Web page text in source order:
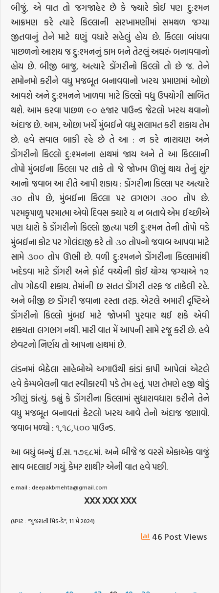
બીજું, એ વાત તો જગજાહેર છે કે જ્યારે કોઈ પણ દુ:શ્મન
આક્રમણ કરે ત્યારે કિલ્લાની સરખામણીમાં સમથળ જગ્યા
જીતવાનું તેને માટે ઘણું વધારે સહેલું હોય છે. કિલ્લા બાંધવા
પાછળનો આશય જ દુ:શ્મનનું કામ બને તેટલું અઘરું બનાવવાનો
હોય છે. બીજી બાજુ, અત્યારે ડોંગરીનો કિલ્લો તો છે જ. તેને
સમોનમો કરીને વધુ મજબૂત બનાવવાનો ખરચ પ્રમાણમાં ઓછો
આવશે અને દુ:શ્મનને ખાળવા માટે કિલ્લો વધુ ઉપયોગી સાબિત
થશે. આમ કરવા પાછળ ૯૦ હજાર પાઉન્ડ જેટલો ખરચ થવાનો
અંદાજ છે. આમ, ઓછા ખર્ચે મુંબઈને વધુ સલામત કરી શકાય તેમ
છે. હવે સવાલ બાકી રહે છે તે આ : ન કરે નારાયણ અને
ડોંગરીનો કિલ્લો દુ:શ્મનના હાથમાં જાય અને તે આ કિલ્લાની
તોપો મુંબઈના કિલ્લા પર તાકે તો જે જોખમ ઊભું થાય તેનું શું?
આનો જવાબ આ રીતે આપી શકાય : ડોંગરીના કિલ્લા પર અત્યારે
૩૦ તોપ છે, મુંબઈના કિલ્લા પર લગભગ ૩૦૦ તોપ છે.
પરમકૃપાળુ પરમાત્મા એવો દિવસ ક્યારે ય ન બતાવે એમ ઈચ્છીએ
પણ ધારો કે ડોંગરીનો કિલ્લો જીત્યા પછી દુ:શ્મન તેની તોપો વડે
મુંબઈના કોટ પર ગોલંદાજી કરે તો ૩૦ તોપનો જવાબ આપવા માટે
સામે ૩૦૦ તોપ ઊભી છે. વળી દુ:શ્મનને ડોંગરીના કિલ્લામાંથી
ખદેડવા માટે ડોંગરી અને ફોર્ટ વચ્ચેની કોઈ યોગ્ય જગ્યાએ ૧૨
તોપ ગોઠવી શકાય. તેમાંની છ સતત ડોંગરી તરફ જ તાકેલી રહે.
અને બીજી છ ડોંગરી જવાના રસ્તા તરફ. એટલે અમારી દૃષ્ટિએ
ડોંગરીનો કિલ્લો મુંબઈ માટે જોખમી પુરવાર થઈ શકે એવી
શક્યતા લગભગ નથી. મારી વાત મેં આપની સામે રજૂ કરી છે. હવે
છેવટનો નિર્ણય તો આપના હાથમાં છે.
લંડનમાં બેઠેલા સાહેબોએ અગાઉથી કાંડાં કાપી આપેલાં એટલે
હવે કેમ્પબેલની વાત સ્વીકારવી પડે તેમ હતું. પણ તેમણે હજી થોડું
ઝીણું કાંત્યું. કહ્યું કે ડોંગરીના કિલ્લામાં સુધારાવધારા કરીને તેને
વધુ મજબૂત બનાવતાં કેટલો ખરચ આવે તેનો અંદાજ જણાવો.
જવાબ મળ્યો : ૧,૧૮,૫૦૦ પાઉન્ડ.
આ બધું બન્યું ઈ.સ. ૧૭૬૮માં. અને બીજે જ વરસે એકાએક વાજું
સાવ બદલાઈ ગયું. કેમ? શાથી? એની વાત હવે પછી.
e.mail :deepakbmehta@gmail.com
XXX XXX XXX
(પ્રગટ : “ગુજરાતી મિડ-ડે”; 11 મે 2024)
46 Post Views